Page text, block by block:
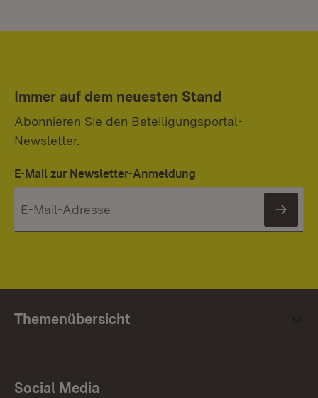
Immer auf dem neuesten Stand
Abonnieren Sie den Beteiligungsportal-
Newsletter.
E-Mail zur Newsletter-Anmeldung
Themenübersicht
Social Media